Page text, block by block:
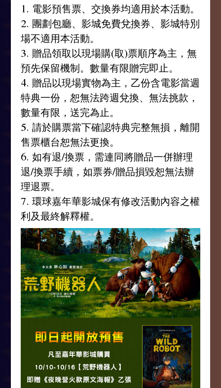
1. 電影預售票、交換券均適用於本活動。
2. 團劃包廳、影城免費兌換券、影城特別
場不適用本活動。
3. 贈品領取以現場購(取)票順序為主，無
預先保留機制。數量有限贈完即止。
4. 贈品以現場實物為主，乙份含電影當週
特典一份，恕無法跨週兌換、無法挑款，
數量有限，送完為止。
5. 請於購票當下確認特典完整無損，離開
售票櫃台恕無法更換。
6. 如有退/換票，需連同將贈品一併辦理
退/換票手續，如票券/贈品損毀恕無法辦
理退票。
7. 環球嘉年華影城保有修改活動內容之權
利及最終解釋權。